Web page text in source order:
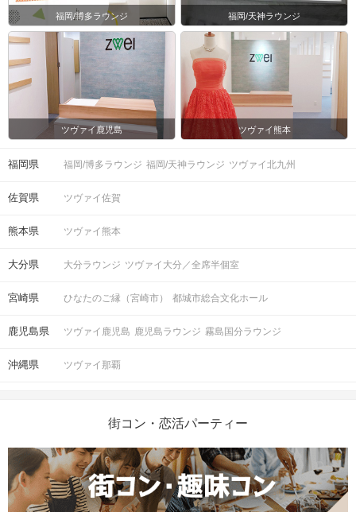
福岡/博多ラウンジ 福岡/天神ラウンジ
ツヴァイ鹿児島 ツヴァイ熊本
福岡県 福岡/博多ラウンジ 福岡/天神ラウンジ ツヴァイ北九州
佐賀県 ツヴァイ佐賀
熊本県 ツヴァイ熊本
大分県 大分ラウンジ ツヴァイ大分／全席半個室
宮崎県 ひなたのご縁（宮崎市） 都城市総合文化ホール
鹿児島県 ツヴァイ鹿児島 鹿児島ラウンジ 霧島国分ラウンジ
沖縄県 ツヴァイ那覇
街コン・恋活パーティー